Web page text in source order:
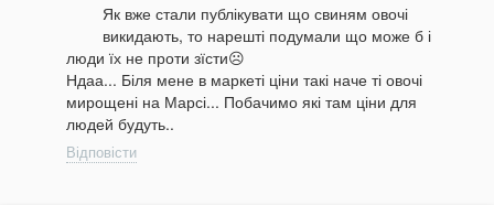
Як вже стали публікувати що свиням овочі
викидають, то нарешті подумали що може б і
люди їх не проти зїсти☹️
Ндаа... Біля мене в маркеті ціни такі наче ті овочі
мирощені на Марсі... Побачимо які там ціни для
людей будуть..
Відповісти